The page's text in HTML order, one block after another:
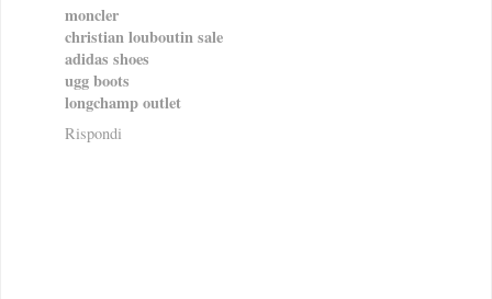
moncler
christian louboutin sale
adidas shoes
ugg boots
longchamp outlet
Rispondi